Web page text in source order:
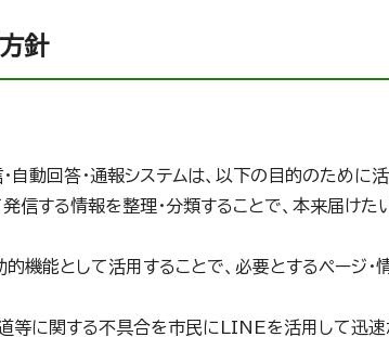
針
動回答・通報システムは、以下の目的のために活
発信する情報を整理・分類することで、本来届け
機能として活用することで、必要とするページ
道等に関する不具合を市民にLINEを活用して迅